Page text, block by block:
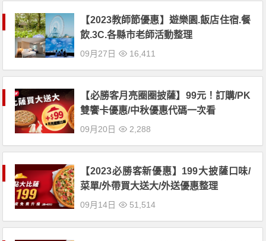
【2023教師節優惠】遊樂園.飯店住宿.餐
飲.3C.各縣市老師活動整理
09月27日 16,411
【必勝客月亮圈圈披薩】99元！訂購/PK
雙饗卡優惠/中秋優惠代碼一次看
09月20日 2,288
【2023必勝客新優惠】199大披薩口味/
菜單/外帶買大送大/外送優惠整理
09月14日 51,514